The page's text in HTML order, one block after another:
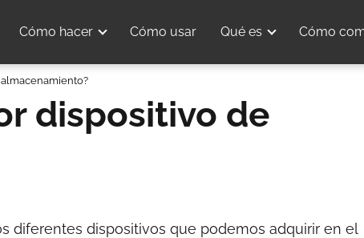
Cómo hacer Cómo usar Qué es Cómo
dispositivo de
diferentes dispositivos que podemos adquirir en el